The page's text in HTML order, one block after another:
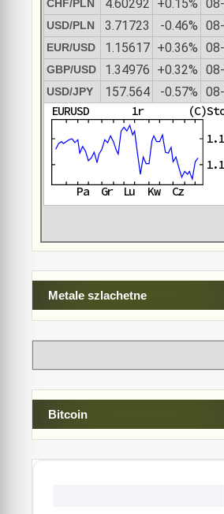
CHF/PLN 4.60292 +0.15%
USD/PLN 3.71723 -0.46%
EUR/USD 1.15617 +0.36%
GBP/USD 1.34976 +0.32%
USD/JPY 157.564 -0.57%
Metale szlachetne
Bitcoin